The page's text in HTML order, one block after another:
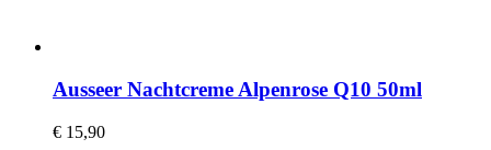
Ausseer Nachtcreme Alpenrose Q10 50ml
€ 15,90